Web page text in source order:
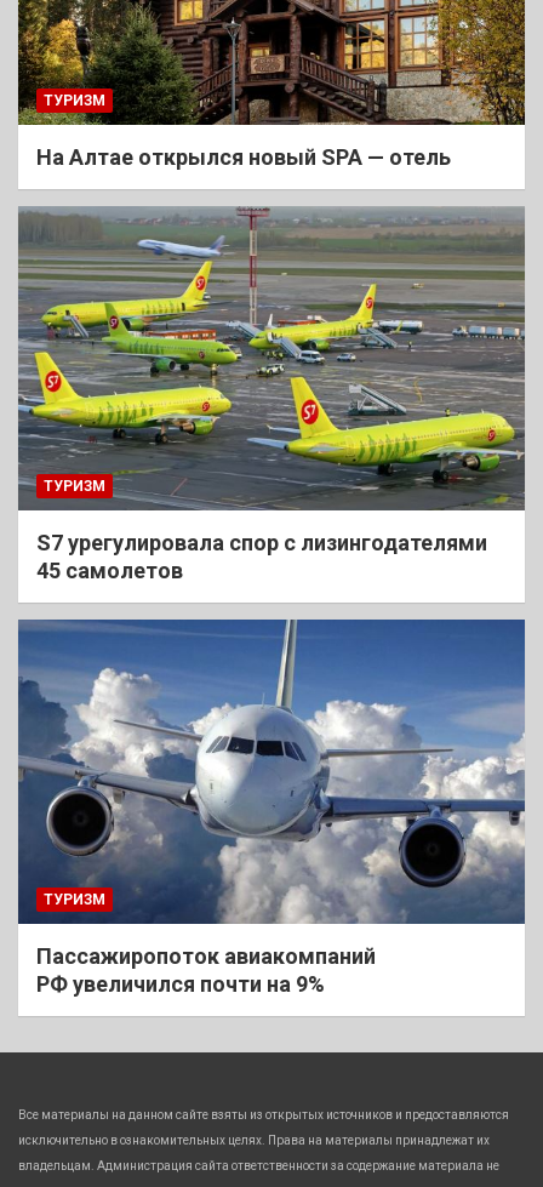
ТУРИЗМ
На Алтае открылся новый SPA — отель
ТУРИЗМ
S7 урегулировала спор с лизингодателями
45 самолетов
ТУРИЗМ
Пассажиропоток авиакомпаний
РФ увеличился почти на 9%
Все материалы на данном сайте взяты из открытых источников и предоставляются
исключительно в ознакомительных целях. Права на материалы принадлежат их
владельцам. Администрация сайта ответственности за содержание материала не